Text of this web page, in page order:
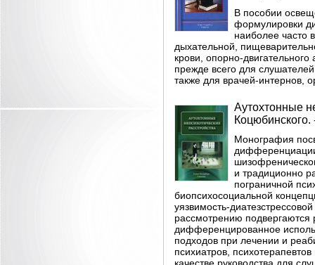
В пособии
формулировки
наиболее часто
дыхательной,
крови, опорно-
прежде всего для
также для врачей-интернов,
Аутохтонные
Монография
дифференциации
и традиционно
пограничной
биопсихосоциальной
уязвимость-
рассмотрению подвергаются
дифференцированное
подходов при лечении и
психиатров,